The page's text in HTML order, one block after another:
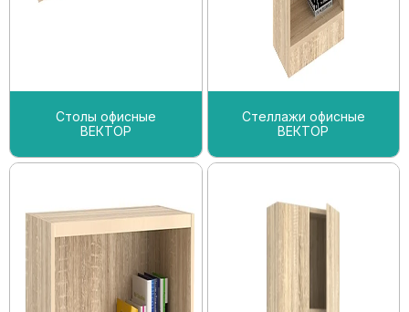
Столы офисные
ВЕКТОР
Стеллажи офисные
ВЕКТОР